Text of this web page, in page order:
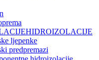
HIDROIZOLACIJE
ljepenke
predpremazi